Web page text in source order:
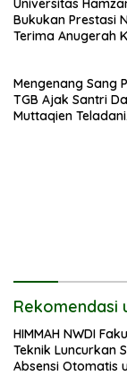
Universitas
Bukukan Prestasi
Terima Anugerah
Mengenang Sang
TGB Ajak Santri
Muttaqien Teladani
Rekomendasi
HIMMAH NWDI
Teknik Luncurkan
Absensi Otomatis